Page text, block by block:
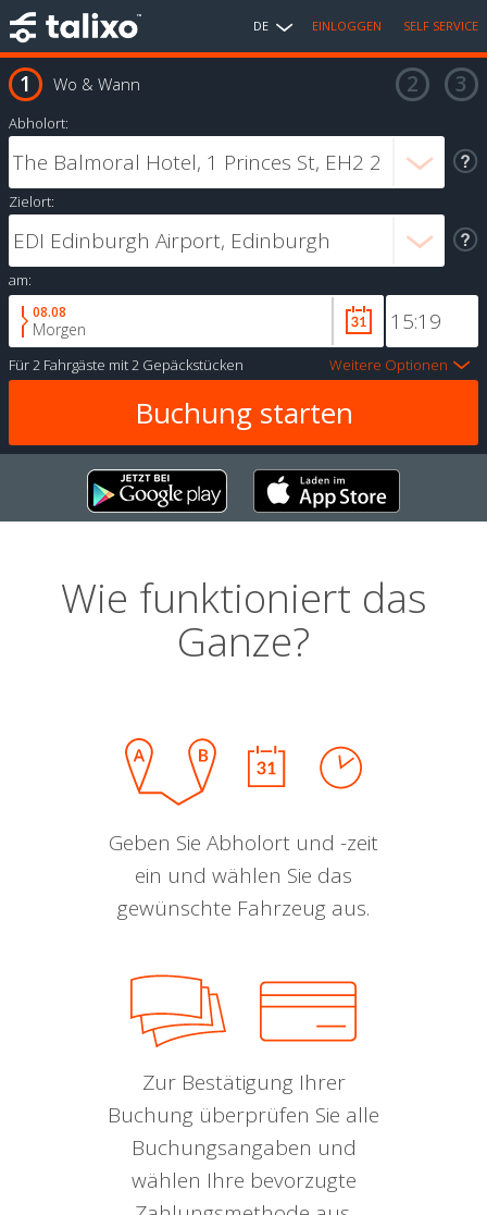
DE EINLOGGEN SELF SERVICE
Wo & Wann
Abholort:
Zielort:
am:
08.08
Morgen
Für2 Fahrgäste mit2 Gepäckstücken Weitere Optionen
Wie funktioniert das
Ganze?
Geben Sie Abholort und -zeit
ein und wählen Sie das
gewünschte Fahrzeug aus.
Zur Bestätigung Ihrer
Buchung überprüfen Sie alle
Buchungsangaben und
wählen Ihre bevorzugte